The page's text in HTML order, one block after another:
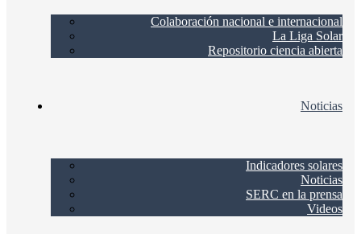
Colaboración nacional e internacional
La Liga Solar
Repositorio ciencia abierta
Noticias
Indicadores solares
Noticias
SERC en la prensa
Videos